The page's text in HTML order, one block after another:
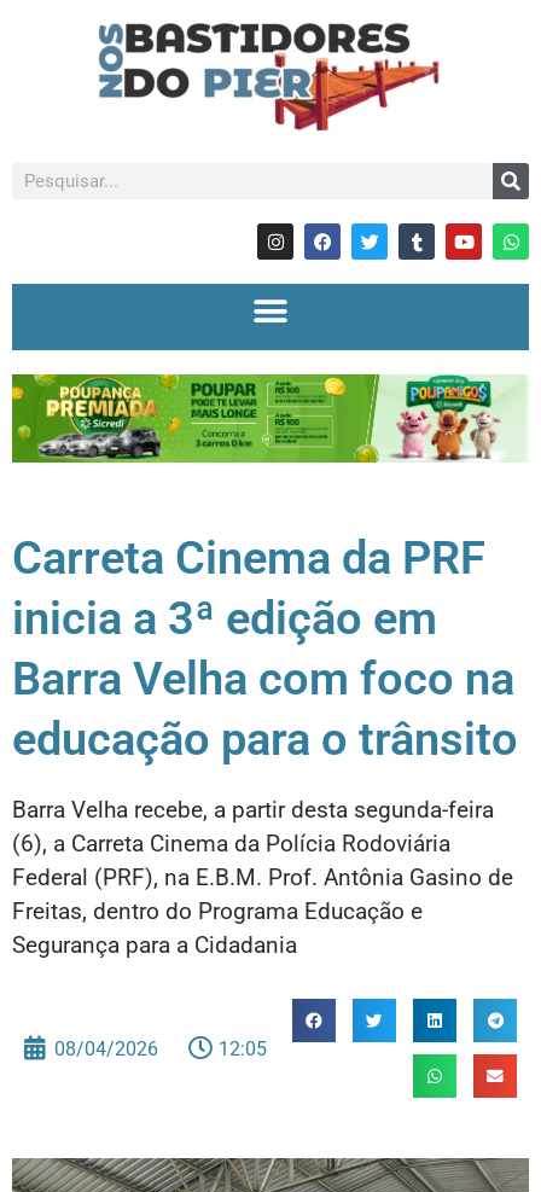
Carreta Cinema da PRF
inicia a 3ª edição em
Barra Velha com foco na
educação para o trânsito
Barra Velha recebe, a partir desta segunda-feira
(6), a Carreta Cinema da Polícia Rodoviária
Federal (PRF), na E.B.M. Prof. Antônia Gasino de
Freitas, dentro do Programa Educação e
Segurança para a Cidadania
08/04/2026 12:05